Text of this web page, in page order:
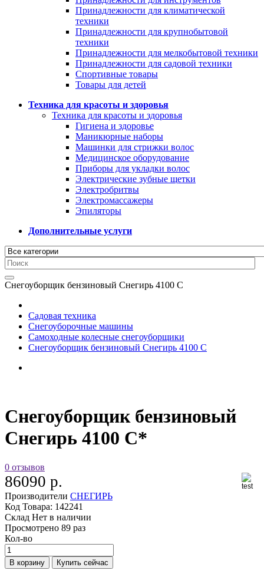
Принадлежности для климатической
техники
Принадлежности для крупнобытовой
техники
Принадлежности для мелкобытовой техники
Принадлежности для садовой техники
Спортивные товары
Товары для детей
Техника для красоты и здоровья
Техника для красоты и здоровья
Гигиена и здоровье
Маникюрные наборы
Машинки для стрижки волос
Медицинское оборудование
Приборы для укладки волос
Электрические зубные щетки
Электробритвы
Электромассажеры
Эпиляторы
Дополнительные услуги
Снегоуборщик бензиновый Снегирь 4100 С
Садовая техника
Снегоуборочные машины
Самоходные колесные снегоуборщики
Снегоуборщик бензиновый Снегирь 4100 С
Снегоуборщик бензиновый
Снегирь 4100 С*
0 отзывов
86090 р.
Производители СНЕГИРЬ
Код Товара: 142241
Склад Нет в наличии
Просмотрено 89 раз
Кол-во